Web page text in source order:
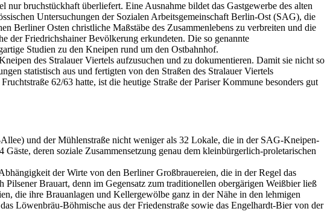
bruchstückhaft überliefert. Eine Ausnahme bildet das Gastgewerbe des alten
Untersuchungen der Sozialen Arbeitsgemeinschaft Berlin-Ost (SAG), die
Berliner Osten christliche Maßstäbe des Zusammenlebens zu verbreiten und die
der Friedrichshainer Bevölkerung erkundeten. Die so genannte
Studien zu den Kneipen rund um den Ostbahnhof.
des Stralauer Viertels aufzusuchen und zu dokumentieren. Damit sie nicht so
statistisch aus und fertigten von den Straßen des Stralauer Viertels
62/63 hatte, ist die heutige Straße der Pariser Kommune besonders gut
und der Mühlenstraße nicht weniger als 32 Lokale, die in der SAG-Kneipen-
deren soziale Zusammensetzung genau dem kleinbürgerlich-proletarischen
der Wirte von den Berliner Großbrauereien, die in der Regel das
Brauart, denn im Gegensatz zum traditionellen obergärigen Weißbier ließ
die ihre Brauanlagen und Kellergewölbe ganz in der Nähe in den lehmigen
Löwenbräu-Böhmische aus der Friedenstraße sowie das Engelhardt-Bier von der